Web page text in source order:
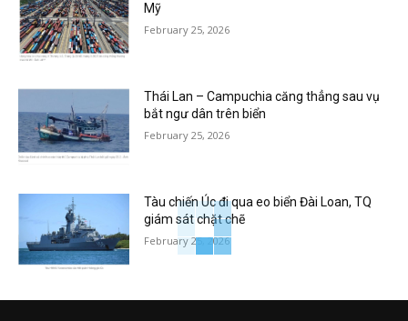
Mỹ
February 25, 2026
Thái Lan – Campuchia căng thẳng sau vụ
bắt ngư dân trên biển
February 25, 2026
Tàu chiến Úc đi qua eo biển Đài Loan, TQ
giám sát chặt chẽ
February 25, 2026